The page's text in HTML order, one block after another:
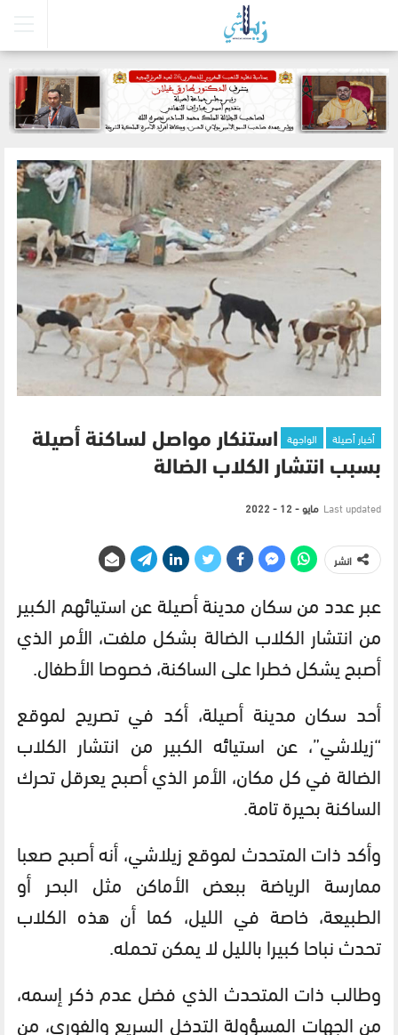
أخبار أصيلة الواجهة استنكار مواصل لساكنة أصيلة
بسبب انتشار الكلاب الضالة
Last updated مايو - 12 - 2022
انشر
عبر عدد من سكان مدينة أصيلة عن استيائهم الكبير
من انتشار الكلاب الضالة بشكل ملفت، الأمر الذي
أصبح يشكل خطرا على الساكنة، خصوصا الأطفال.
أحد سكان مدينة أصيلة، أكد في تصريح لموقع
“زيلاشي”، عن استيائه الكبير من انتشار الكلاب
الضالة في كل مكان، الأمر الذي أصبح يعرقل تحرك
الساكنة بحيرة تامة.
وأكد ذات المتحدث لموقع زيلاشي، أنه أصبح صعبا
ممارسة الرياضة ببعض الأماكن مثل البحر أو
الطبيعة، خاصة في الليل، كما أن هذه الكلاب
تحدث نباحا كبيرا بالليل لا يمكن تحمله.
وطالب ذات المتحدث الذي فضل عدم ذكر إسمه،
من الجهات المسؤولة التدخل السريع والفوري، من